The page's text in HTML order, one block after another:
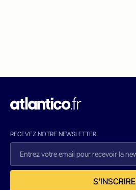
RECEVEZ NOTRE NEWSLETTER
S'INSCRIRE